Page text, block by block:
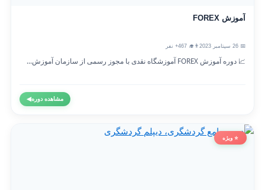
آموزش FOREX
👨‍🎓 467+ نفر
📈 دوره آموزش FOREX آموزشگاه نقدی با مجوز رسمی از سازمان آموزش...
مشاهده دوره◀
⭐ ویژه